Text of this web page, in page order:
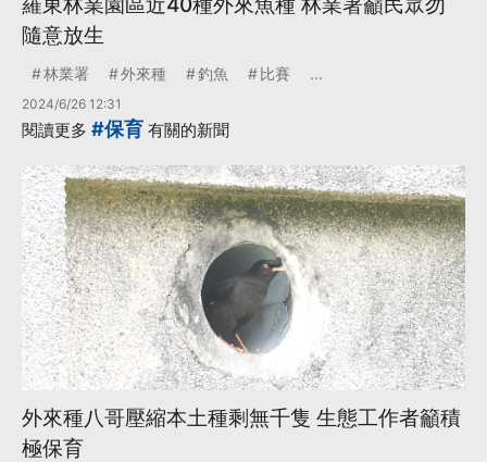
隨意放生
林業署 外來種 釣魚 比賽 ...
2024/6/26 12:31
閱讀更多 #保育 有關的新聞
外來種八哥壓縮本土種剩無千隻 生態工作者籲積
極保育